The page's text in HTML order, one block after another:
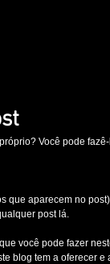
Você pode
que aparecem no
post lá.
você pode fazer
blog tem a oferecer